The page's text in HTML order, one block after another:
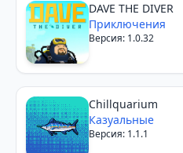
DAVE THE DIVER
Приключения
Версия: 1.0.32
Chillquarium
Казуальные
Версия: 1.1.1